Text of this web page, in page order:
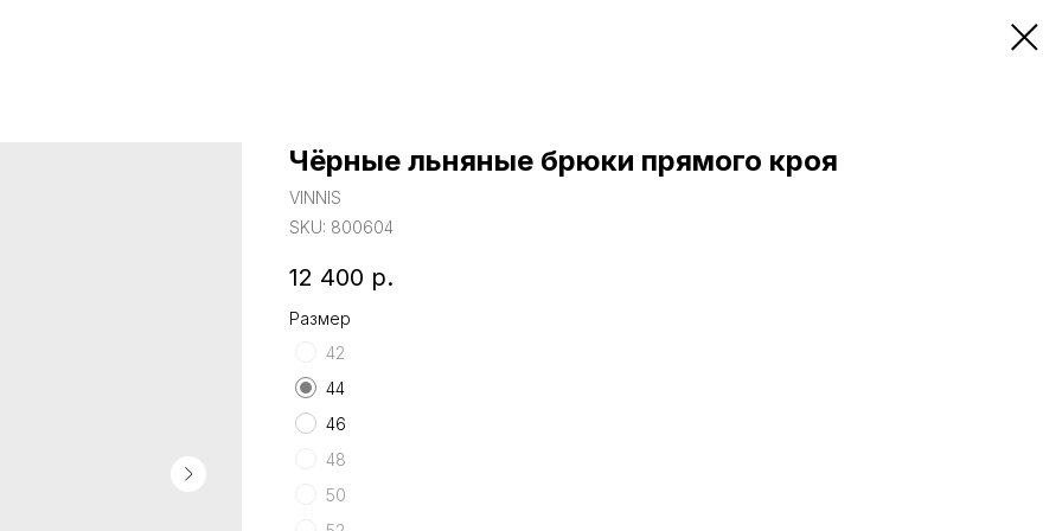
Чёрные льняные брюки прямого кроя
VINNIS
SKU: 800604
12 400 р.
Размер
42
44
46
48
50